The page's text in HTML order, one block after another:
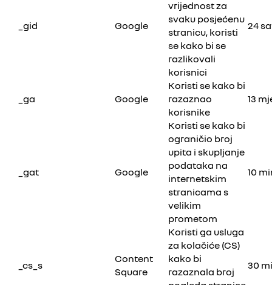
_gid Google
vrijednost za
svaku posjećenu
stranicu, koristi
se kako bi se
razlikovali
korisnici
24
_ga Google
Koristi se kako bi
razaznao
korisnike
13
_gat Google
Koristi se kako bi
ograničio broj
upita i skupljanje
podataka na
internetskim
stranicama s
velikim
prometom
10
_cs_s
Content
Square
Koristi ga usluga
za kolačiće (CS)
kako bi
razaznala broj
30